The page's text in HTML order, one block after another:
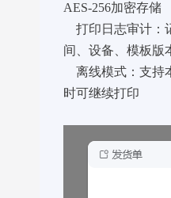
AES-256加密存储
打印日志审计：
间、设备、模板版
离线模式：支持
时可继续打印